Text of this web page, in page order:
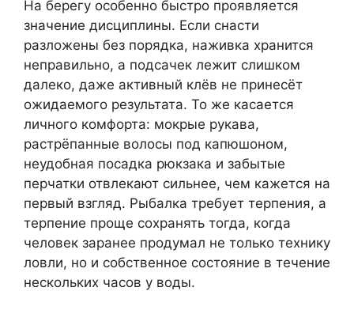
На берегу особенно быстро проявляется
значение дисциплины. Если снасти
разложены без порядка, наживка хранится
неправильно, а подсачек лежит слишком
далеко, даже активный клёв не принесёт
ожидаемого результата. То же касается
личного комфорта: мокрые рукава,
растрёпанные волосы под капюшоном,
неудобная посадка рюкзака и забытые
перчатки отвлекают сильнее, чем кажется на
первый взгляд. Рыбалка требует терпения, а
терпение проще сохранять тогда, когда
человек заранее продумал не только технику
ловли, но и собственное состояние в течение
нескольких часов у воды.